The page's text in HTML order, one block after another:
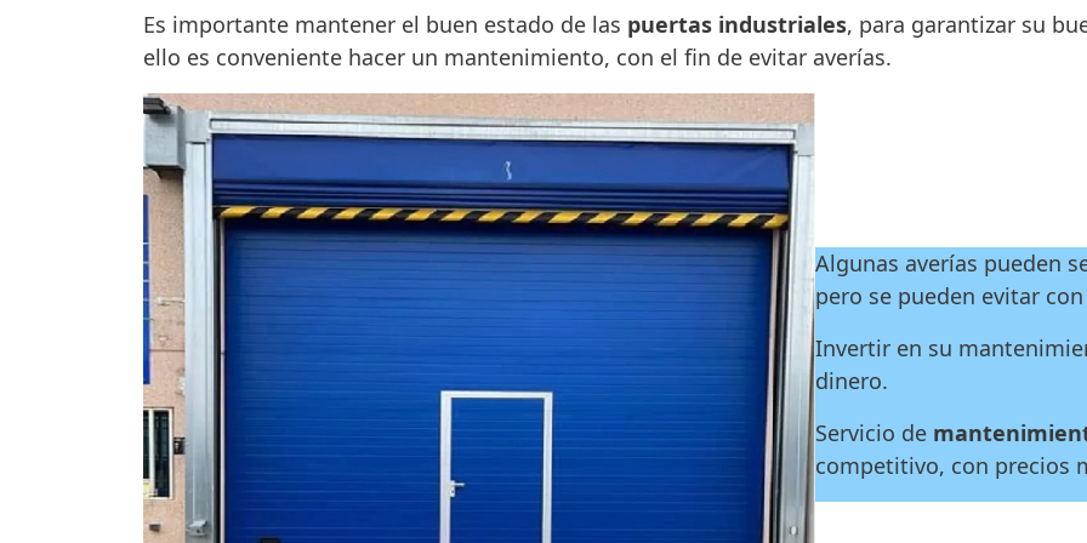
Es importante mantener el buen estado de las puertas industriales, para garantizar su
ello es conveniente hacer un mantenimiento, con el fin de evitar averías.
Algunas averías pueden
pero se pueden evitar
Invertir en su
dinero.
Servicio de
competitivo, con precios